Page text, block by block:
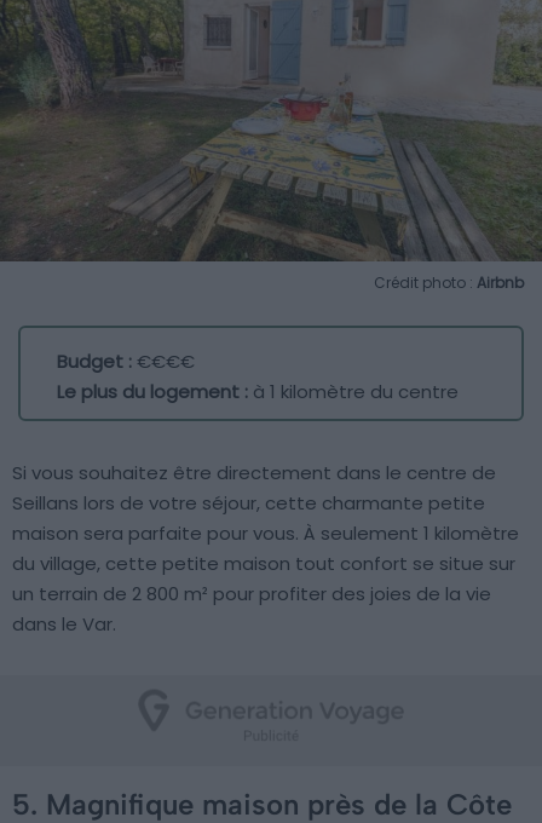
Crédit photo : Airbnb
Budget :€€€€
Le plus du logement : à 1 kilomètre du centre
Si vous souhaitez être directement dans le centre de
Seillans lors de votre séjour, cette charmante petite
maison sera parfaite pour vous. À seulement 1 kilomètre
du village, cette petite maison tout confort se situe sur
un terrain de 2 800 m² pour profiter des joies de la vie
dans le Var.
5. Magnifique maison près de la Côte